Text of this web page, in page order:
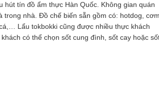
hút tín đồ ẩm thực Hàn Quốc. Không gian quán
trong nhà. Đồ chế biến sẵn gồm có: hotdog, cơm
Lẩu tokbokki cũng được nhiều thực khách
có thể chọn sốt cung đình, sốt cay hoặc